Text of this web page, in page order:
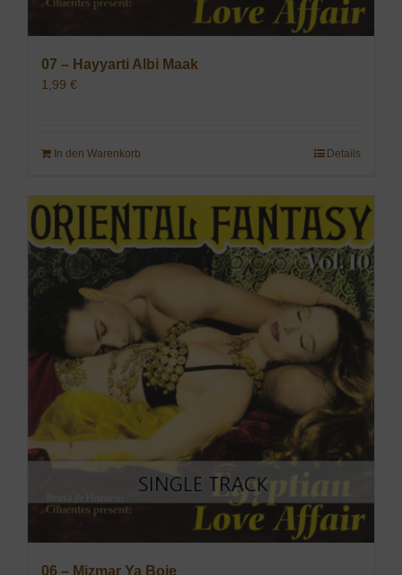
07 – Hayyarti Albi Maak
1,99 €
In den Warenkorb Details
06 – Mizmar Ya Boie